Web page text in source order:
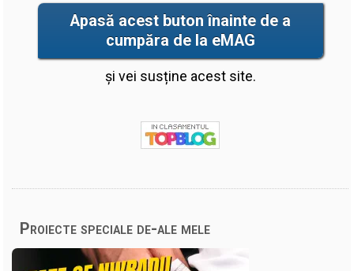
Apasă acest buton înainte de a
cumpăra de la eMAG
și vei susține acest site.
Proiecte speciale de-ale mele